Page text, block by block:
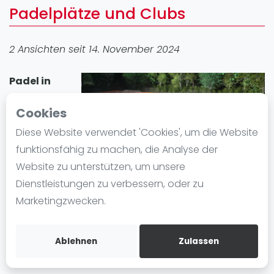
Cookies
Diese Website verwendet 'Cookies', um die Website
funktionsfähig zu machen, die Analyse der
Website zu unterstützen, um unsere
Dienstleistungen zu verbessern, oder zu
Marketingzwecken.
Ablehnen Zulassen
Ranking
Frauen
FIP Männer
Blog
Die Geschichte von Padel
Regeln und Punktzählung
Padel Schläge
Video
Padelplätze und Clubs
2 Ansichten seit 14. November 2024
Padel in
erfreut sich
großer
Beliebtheit. In
der Stadt gibt
es 1 Padel-
Standort mit insgesamt 2 Padelplatz plätze. Egal ob
Sie Padel spielen und einen Padelplatz einfach